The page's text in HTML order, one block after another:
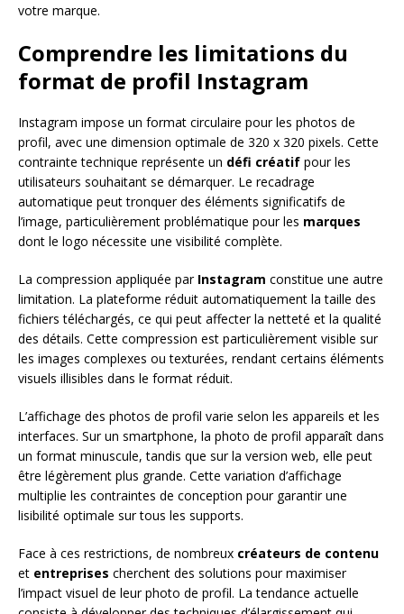
votre marque.
Comprendre les limitations du
format de profil Instagram
Instagram impose un format circulaire pour les photos de
profil, avec une dimension optimale de 320 x 320 pixels. Cette
contrainte technique représente un défi créatif pour les
utilisateurs souhaitant se démarquer. Le recadrage
automatique peut tronquer des éléments significatifs de
l’image, particulièrement problématique pour les marques
dont le logo nécessite une visibilité complète.
La compression appliquée par Instagram constitue une autre
limitation. La plateforme réduit automatiquement la taille des
fichiers téléchargés, ce qui peut affecter la netteté et la qualité
des détails. Cette compression est particulièrement visible sur
les images complexes ou texturées, rendant certains éléments
visuels illisibles dans le format réduit.
L’affichage des photos de profil varie selon les appareils et les
interfaces. Sur un smartphone, la photo de profil apparaît dans
un format minuscule, tandis que sur la version web, elle peut
être légèrement plus grande. Cette variation d’affichage
multiplie les contraintes de conception pour garantir une
lisibilité optimale sur tous les supports.
Face à ces restrictions, de nombreux créateurs de contenu
et entreprises cherchent des solutions pour maximiser
l’impact visuel de leur photo de profil. La tendance actuelle